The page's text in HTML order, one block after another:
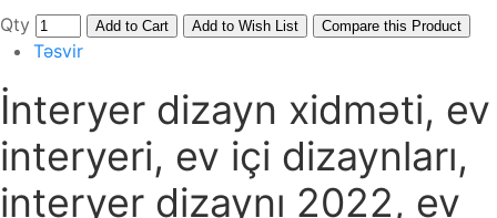
Qty Add to Cart Add to Wish List Compare this Product
Təsvir
İnteryer dizayn xidməti, ev
interyeri, ev içi dizaynları,
interyer dizaynı 2022, ev